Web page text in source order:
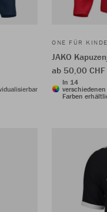
ONE FÜR
JAKO
ab 50,00 CHF
In 14
verschiedenen
Farben